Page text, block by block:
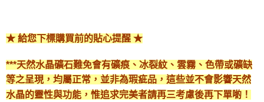
★ 給您下標購買前的貼心提醒 ★
***天然水晶礦石難免會有礦痕、冰裂紋、雲霧、色帶或礦缺
等之呈現，均屬正常，並非為瑕疵品，這些並不會影響天然
水晶的靈性與功能，惟追求完美者請再三考慮後再下單喲！